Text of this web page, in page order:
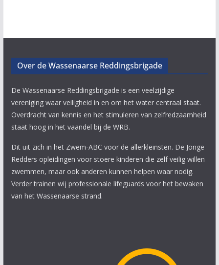
Over de Wassenaarse Reddingsbrigade
De Wassenaarse Reddingsbrigade is een veelzijdige
vereniging waar veiligheid in en om het water centraal staat.
Overdracht van kennis en het stimuleren van zelfredzaamheid
staat hoog in het vaandel bij de WRB.
Dit uit zich in het Zwem-ABC voor de allerkleinsten. De Jonge
Redders opleidingen voor stoere kinderen die zelf veilig willen
zwemmen, maar ook anderen kunnen helpen waar nodig.
Verder trainen wij professionale lifeguards voor het bewaken
van het Wassenaarse strand.